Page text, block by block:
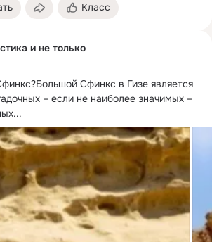
Класс
и не только
Большой Сфинкс в Гизе является
– если не наиболее значимых –